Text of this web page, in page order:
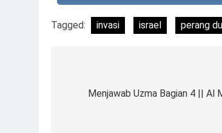
Tagged: invasi israel perang
Menjawab Uzma Bagian 4 || Al